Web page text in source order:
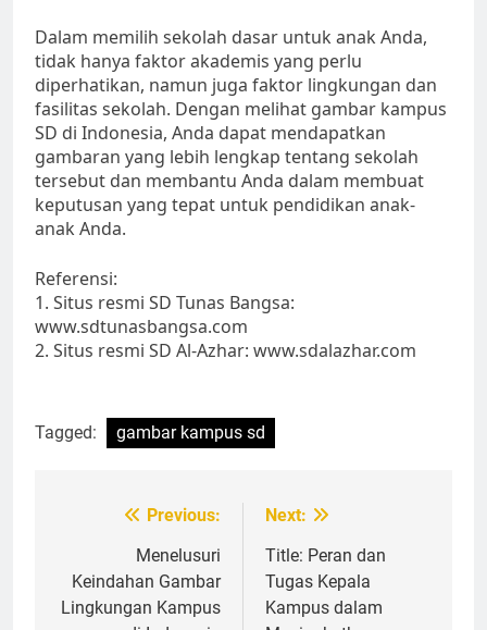
Dalam memilih sekolah dasar untuk anak Anda,
tidak hanya faktor akademis yang perlu
diperhatikan, namun juga faktor lingkungan dan
fasilitas sekolah. Dengan melihat gambar kampus
SD di Indonesia, Anda dapat mendapatkan
gambaran yang lebih lengkap tentang sekolah
tersebut dan membantu Anda dalam membuat
keputusan yang tepat untuk pendidikan anak-
anak Anda.
Referensi:
1. Situs resmi SD Tunas Bangsa:
www.sdtunasbangsa.com
2. Situs resmi SD Al-Azhar: www.sdalazhar.com
Tagged: gambar kampus sd
navigation
Previous:
Menelusuri
Keindahan Gambar
Lingkungan Kampus
Next:
Title: Peran dan
Tugas Kepala
Kampus dalam